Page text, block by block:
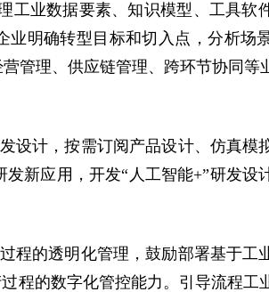
工业数据要素、知识模型、工具软
明确转型目标和切入点，分析场
管理、供应链管理、跨环节协同等
设计，按需订阅产品设计、仿真模
新应用，开发“人工智能+”研发设
程的透明化管理，鼓励部署基于工
程的数字化管控能力。引导流程工